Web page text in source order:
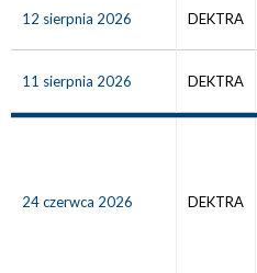
12 sierpnia 2026 DEKTRA
11 sierpnia 2026 DEKTRA
24 czerwca 2026 DEKTRA